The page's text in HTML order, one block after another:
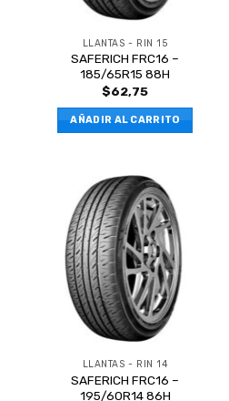
LLANTAS - RIN 15
SAFERICH FRC16 –
185/65R15 88H
$62,75
AÑADIR AL CARRITO
LLANTAS - RIN 14
SAFERICH FRC16 –
195/60R14 86H